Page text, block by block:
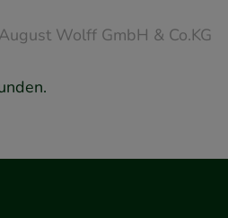
Wolff GmbH & Co.KG